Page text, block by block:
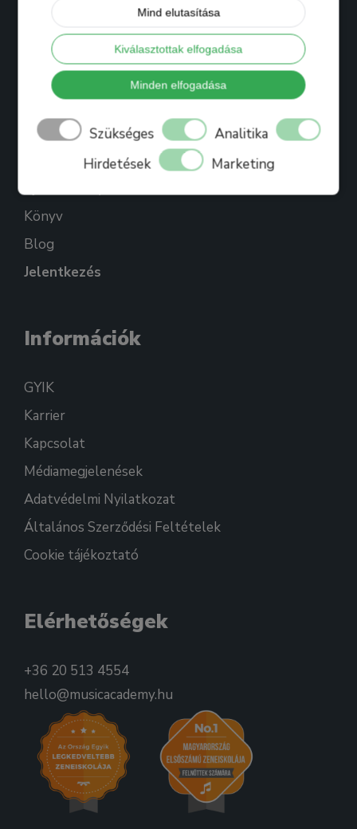
Mind elutasítása
Kiválasztottak elfogadása
Minden elfogadása
Szükséges
Analitika
Hirdetések
Marketing
Hasznos
Tanáraink
Iskolánkról
Bihari Mártonról
Referenciák
Könyv
Blog
Jelentkezés
Információk
GYIK
Karrier
Kapcsolat
Médiamegjelenések
Adatvédelmi Nyilatkozat
Általános Szerződési Feltételek
Cookie tájékoztató
Elérhetőségek
+36 20 513 4554
hello@musicacademy.hu